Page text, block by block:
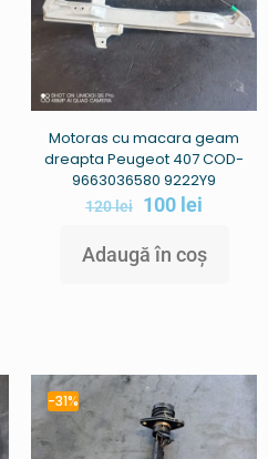
Motoras cu macara geam
dreapta Peugeot 407 COD-
9663036580 9222Y9
120lei 100 lei
Adaugă în coș
-31%